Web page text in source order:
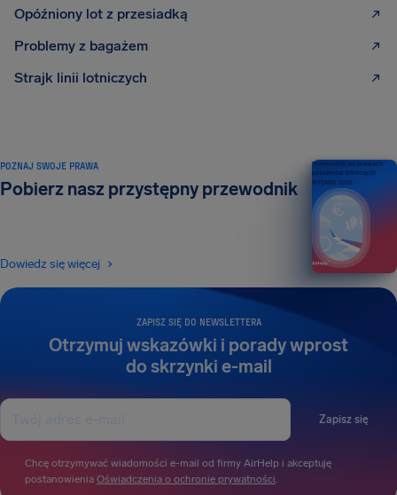
Opóźniony lot z przesiadką
Problemy z bagażem
Strajk linii lotniczych
ZAPISZ SIĘ DO NEWSLETTERA
Otrzymuj wskazówki i porady wprost
do skrzynki e-mail
Zapisz się
Chcę otrzymywać wiadomości e-mail od firmy AirHelp i akceptuję
postanowienia Oświadczenia o ochronie prywatności.
POZNAJ SWOJE PRAWA
Pobierz nasz przystępny przewodnik
Dowiedz się więcej
Przewodnik po prawach
pasażerów lotniczych
WYDANIE 2026